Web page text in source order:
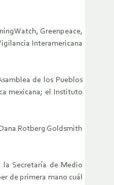
Greenpeace,
Interamericana
de los Pueblos
mexicana; el Instituto
Rotberg Goldsmith
la Secretaría de Medio
de primera mano cuál